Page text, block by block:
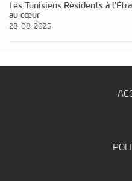
Les Tunisiens Résidents à
au cœur
28-08-2025